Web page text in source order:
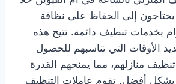
يحتاجون إلى الحفاظ على نظافة
بخدمات تنظيف دائمة. تتيح هذه
الأوقات التي تناسبهم للحصول
منازلهم، مما يمنحهم القدرة
بشكل أفضل. تقوم عاملات التنظيف